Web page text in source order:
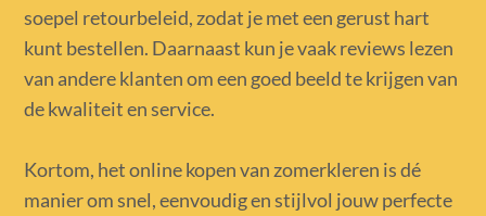
soepel retourbeleid, zodat je met een gerust hart
kunt bestellen. Daarnaast kun je vaak reviews lezen
van andere klanten om een goed beeld te krijgen van
de kwaliteit en service.
Kortom, het online kopen van zomerkleren is dé
manier om snel, eenvoudig en stijlvol jouw perfecte